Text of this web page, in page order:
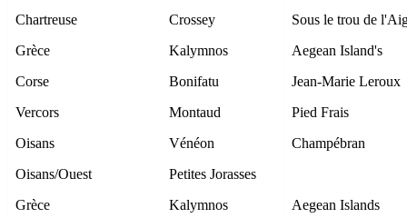
Chartreuse
Crossey
Sous le trou de
Grèce
Kalymnos
Aegean Island's
Corse
Bonifatu
Jean-Marie Leroux
Vercors
Montaud
Pied Frais
Oisans
Vénéon
Champébran
Oisans/Ouest
Petites Jorasses
Grèce
Kalymnos
Aegean Islands